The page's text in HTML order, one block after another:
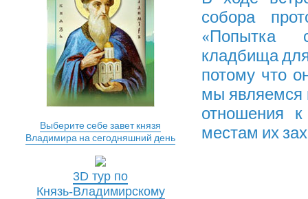
Выберите себе завет князя
Владимира на сегодняшний день
3D тур по
Князь-Владимирскому
собора
«Попытка
кладбища
потому что
мы являемся
отношения
местам их